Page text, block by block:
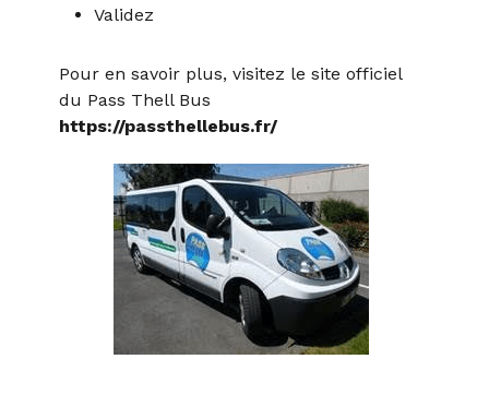
Validez
Pour en savoir plus, visitez le site officiel
du Pass Thell Bus
https://passthellebus.fr/